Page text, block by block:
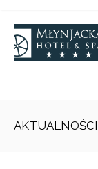
AKTUALNOŚCI